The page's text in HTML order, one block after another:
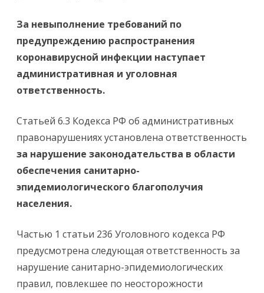
За невыполнение требований по
предупреждению распространения
коронавирусной инфекции наступает
административная и уголовная
ответственность.
Статьей 6.3 Кодекса РФ об административных
правонарушениях установлена ответственность
за нарушение законодательства в области
обеспечения санитарно-
эпидемиологического благополучия
населения.
Частью 1 статьи 236 Уголовного кодекса РФ
предусмотрена следующая ответственность за
нарушение санитарно-эпидемиологических
правил, повлекшее по неосторожности